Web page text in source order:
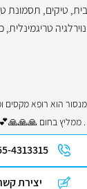
, טיקים, תסמונת
נוירלגיה טריגמינלית,
הוא רופא מקסים
. ממליץ בחום
4313315
יצירת